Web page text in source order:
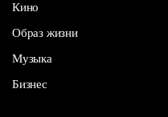
Кино
Образ жизни
Музыка
Бизнес